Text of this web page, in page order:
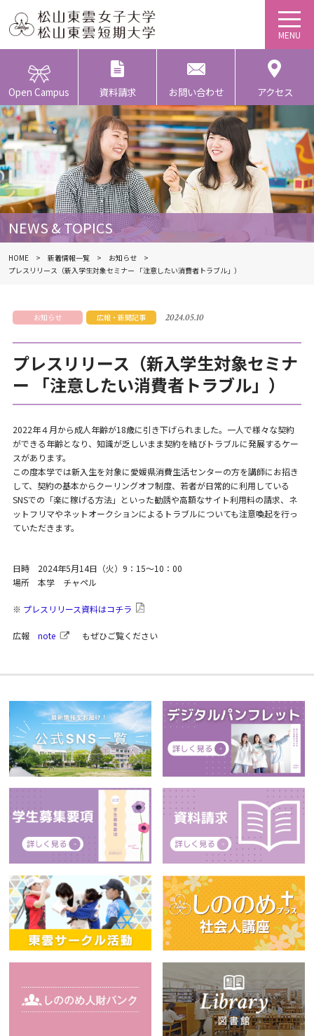
Open Campus 資料請求 お問い合わせ アクセス
NEWS & TOPICS
HOME 新着情報一覧
お知らせ
プレスリリース（新入学生対象セミナー 「注意したい消費者トラブル」）
お知らせ 広報・新聞記事 2024.05.10
プレスリリース（新入学生対象セミナ
ー 「注意したい消費者トラブル」）
2022年４月から成人年齢が18歳に引き下げられました。一人で様々な契約
ができる年齢となり、知識が乏しいまま契約を結びトラブルに発展するケー
スがあります。
この度本学では新入生を対象に愛媛県消費生活センターの方を講師にお招き
して、契約の基本からクーリングオフ制度、若者が日常的に利用している
SNSでの「楽に稼げる方法」といった勧誘や高額なサイト利用料の請求、ネ
ットフリマやネットオークションによるトラブルについても注意喚起を行っ
ていただきます。
日時 2024年5月14日（火）9：15～10：00
場所 本学 チャペル
※ プレスリリース資料はコチラ
広報 note もぜひご覧ください